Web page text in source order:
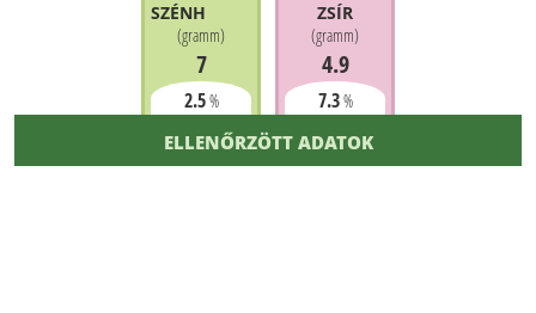
SZÉNHIDRÁT
(gramm)
7
2.5%
ZSÍR
(gramm)
4.9
7.3%
ELLENŐRZÖTT ADATOK